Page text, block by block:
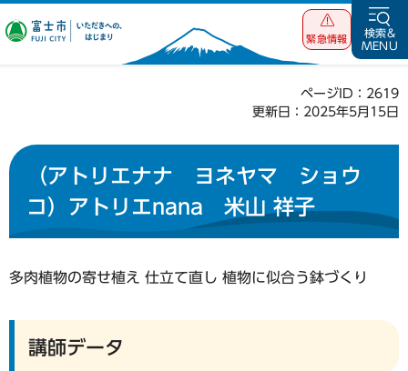
富士市 いただ
緊急情報
検索&
MENU
ページID：2619
更新日：2025年5月15日
（アトリエナナ ヨネヤマ ショウ
コ）アトリエnana 米山 祥子
多肉植物の寄せ植え 仕立て直し 植物に似合う鉢づくり
講師データ